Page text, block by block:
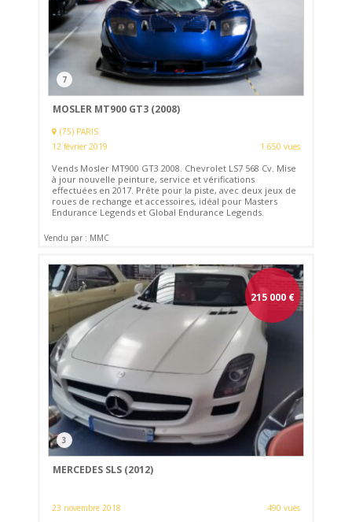
7
MOSLER MT900 GT3 (2008)
(75) PARIS
12 février 2019
1 650 vues
Vends Mosler MT900 GT3 2008. Chevrolet LS7 568 Cv. Mise
à jour nouvelle peinture, service et vérifications
effectuées en 2017. Prête pour la piste, avec deux jeux de
roues de rechange et accessoires, idéal pour Masters
Endurance Legends et Global Endurance Legends.
Vendu par : MMC
215 000€
3
MERCEDES SLS (2012)
23 novembre 2018 490 vues